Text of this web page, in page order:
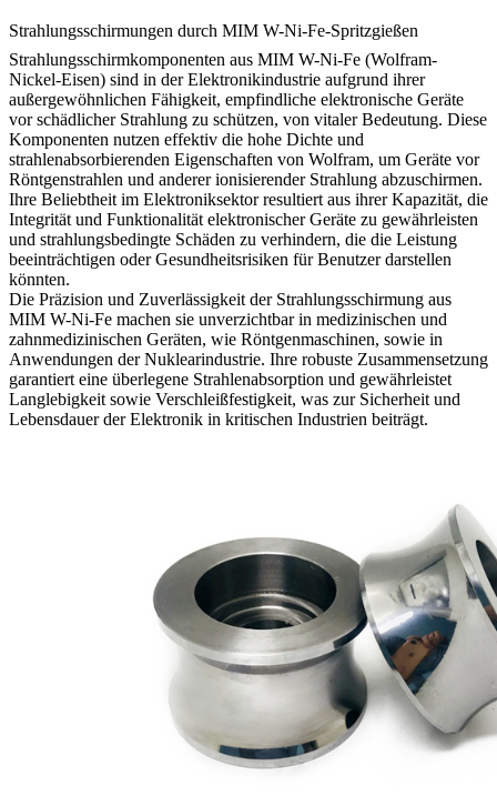
Strahlungsschirmungen durch MIM W-Ni-Fe-Spritzgießen
Strahlungsschirmkomponenten aus MIM W-Ni-Fe (Wolfram-
Nickel-Eisen) sind in der Elektronikindustrie aufgrund ihrer
außergewöhnlichen Fähigkeit, empfindliche elektronische Geräte
vor schädlicher Strahlung zu schützen, von vitaler Bedeutung. Diese
Komponenten nutzen effektiv die hohe Dichte und
strahlenabsorbierenden Eigenschaften von Wolfram, um Geräte vor
Röntgenstrahlen und anderer ionisierender Strahlung abzuschirmen.
Ihre Beliebtheit im Elektroniksektor resultiert aus ihrer Kapazität, die
Integrität und Funktionalität elektronischer Geräte zu gewährleisten
und strahlungsbedingte Schäden zu verhindern, die die Leistung
beeinträchtigen oder Gesundheitsrisiken für Benutzer darstellen
könnten.
Die Präzision und Zuverlässigkeit der Strahlungsschirmung aus
MIM W-Ni-Fe machen sie unverzichtbar in medizinischen und
zahnmedizinischen Geräten, wie Röntgenmaschinen, sowie in
Anwendungen der Nuklearindustrie. Ihre robuste Zusammensetzung
garantiert eine überlegene Strahlenabsorption und gewährleistet
Langlebigkeit sowie Verschleißfestigkeit, was zur Sicherheit und
Lebensdauer der Elektronik in kritischen Industrien beiträgt.